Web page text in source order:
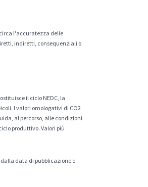
l'accuratezza delle
indiretti, consequenziali o
il ciclo NEDC, la
I valori omologativi di CO2
al percorso, alle condizioni
produttivo. Valori più
dalla data di pubblicazione e